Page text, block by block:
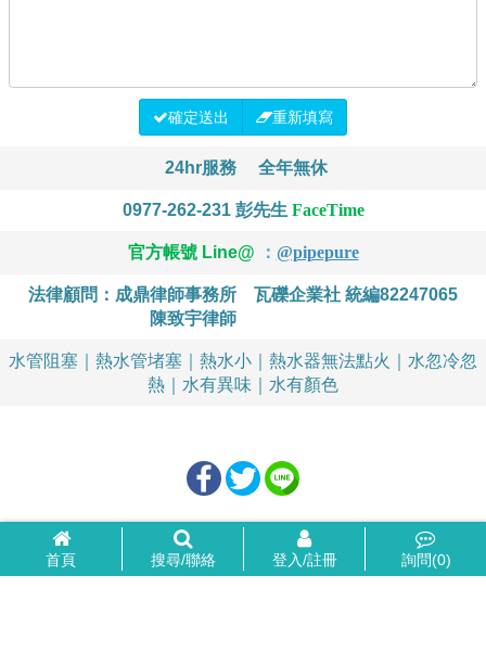
首頁 搜尋/聯絡 登入/註冊 詢問(0)
確定送出 重新填寫
24hr服務 全年無休
0977-262-231 彭先生 FaceTime
官方帳號 Line@ ： @pipepure
法律顧問：成鼎律師事務所
陳致宇律師
瓦礫企業社 統編82247065
水管阻塞｜熱水管堵塞｜熱水小｜熱水器無法點火｜水忽冷忽
熱｜水有異味｜水有顏色